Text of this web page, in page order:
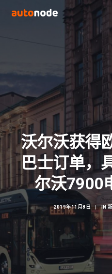
沃尔沃获得
巴士订单，
尔沃7900
2019年11月8日 IN